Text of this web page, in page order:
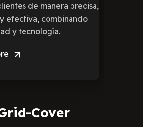
de manera precisa,
efectiva, combinando
y tecnología.
Cover